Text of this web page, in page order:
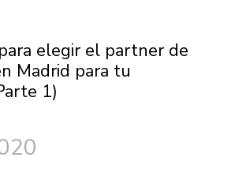
elegir el partner de
Madrid para tu
1)